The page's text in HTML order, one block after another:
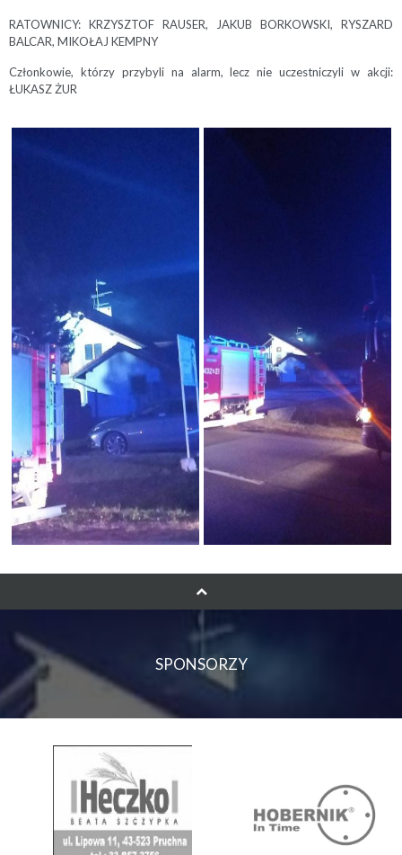
RATOWNICY: KRZYSZTOF RAUSER, JAKUB BORKOWSKI, RYSZARD
BALCAR, MIKOŁAJ KEMPNY
Członkowie, którzy przybyli na alarm, lecz nie uczestniczyli w akcji:
ŁUKASZ ŻUR
SPONSORZY